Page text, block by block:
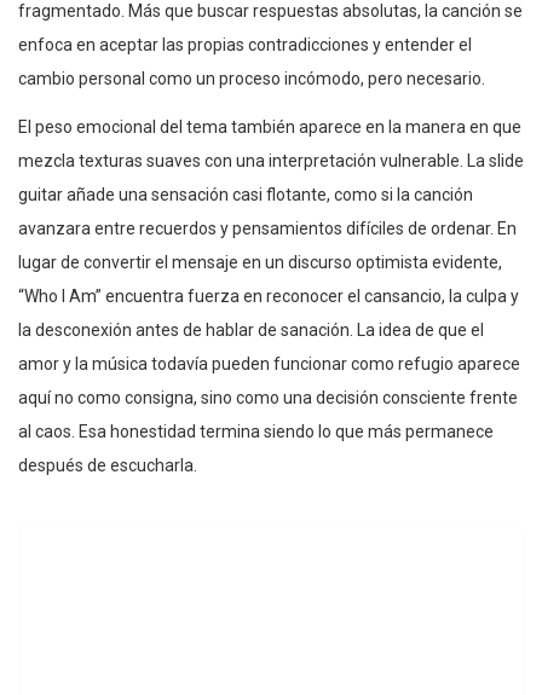
fragmentado. Más que buscar respuestas absolutas, la canción se
enfoca en aceptar las propias contradicciones y entender el
cambio personal como un proceso incómodo, pero necesario.
El peso emocional del tema también aparece en la manera en que
mezcla texturas suaves con una interpretación vulnerable. La slide
guitar añade una sensación casi flotante, como si la canción
avanzara entre recuerdos y pensamientos difíciles de ordenar. En
lugar de convertir el mensaje en un discurso optimista evidente,
“Who I Am” encuentra fuerza en reconocer el cansancio, la culpa y
la desconexión antes de hablar de sanación. La idea de que el
amor y la música todavía pueden funcionar como refugio aparece
aquí no como consigna, sino como una decisión consciente frente
al caos. Esa honestidad termina siendo lo que más permanece
después de escucharla.